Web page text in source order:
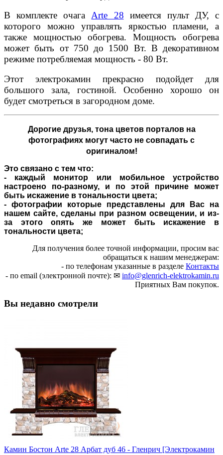
В комплекте очага Arte 28 имеется пульт ДУ, с
которого можно управлять яркостью пламени, а
также мощностью обогрева. Мощность обогрева
может быть от 750 до 1500 Вт. В декоративном
режиме потребляемая мощность - 80 Вт.
Этот электрокамин прекрасно подойдет для
большого зала, гостиной. Особенно хорошо он
будет смотреться в загородном доме.
Дорогие друзья,тона цветов порталов на
фотографиях могут часто не совпадать с
оригиналом!
Это связано с тем что:
- каждый монитор или мобильное устройство
настроено по-разному, и по этой причине может
быть искажение в тональности цвета;
- фотографии которые представлены для Вас на
нашем сайте, сделаны при разном освещении, и из-
за этого опять же может быть искажение в
тональности цвета;
Для получения более точной информации, просим вас
обращаться к нашим менеджерам:
- по телефонам указанные в разделе Контакты
- по email (электронной почте): ✉ info@glenrich-elektrokamin.ru
Приятных Вам покупок.
Вы недавно смотрели
Камин Бостон Arte 28 Арбат дуб 46 - Гленрич [Электрокамин